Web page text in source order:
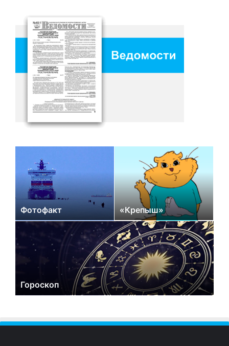
Фотофакт «Крепыш»
Гороскоп